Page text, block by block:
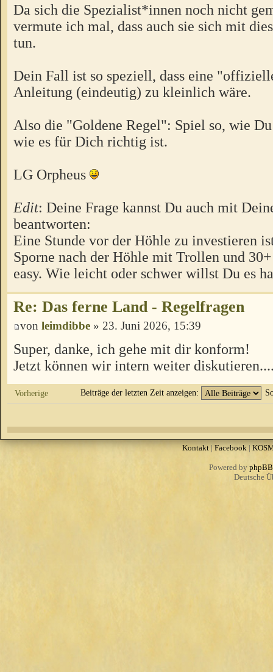
Da sich die Spezialist*innen noch nicht
vermute ich mal, dass auch sie sich mit
tun.
Dein Fall ist so speziell, dass eine
Anleitung (eindeutig) zu kleinlich wäre.
Also die "Goldene Regel": Spiel so, wie Du
wie es für Dich richtig ist.
LG Orpheus
Edit: Deine Frage kannst Du auch mit
beantworten:
Eine Stunde vor der Höhle zu investieren
Sporne nach der Höhle mit Trollen und
easy. Wie leicht oder schwer willst Du es
Re: Das ferne Land - Regelfragen
von leimdibbe » 23. Juni 2026, 15:39
Super, danke, ich gehe mit dir konform!
Jetzt können wir intern weiter
Vorherige Beiträge der letzten Zeit anzeigen:
Kontakt|Facebook|
Powered by phpBB
Deutsche